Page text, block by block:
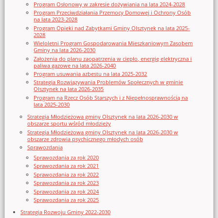
Program Osłonowy w zakresie dożywiania na lata 2024-2028
Program Przeciwdziałania Przemocy Domowej i Ochrony Osób
na lata 2023-2028
Program Opieki nad Zabytkami Gminy Olsztynek na lata 2025-
2028
Wieloletni Program Gospodarowania Mieszkaniowym Zasobem
Gminy na lata 2026-2030
Założenia do planu zaopatrzenia w ciepło, energię elektryczna i
paliwa gazowe na lata 2026-2040
Program usuwania azbestu na lata 2025-2032
Strategia Rozwiązywania Problemów Społecznych w gminie
Olsztynek na lata 2026-2035
Program na Rzecz Osób Starszych i z Niepełnosprawnością na
lata 2025-2030
Strategia Młodzieżowa gminy Olsztynek na lata 2026-2030 w
obszarze sportu wśród młodzieży
Strategia Młodzieżowa gminy Olsztynek na lata 2026-2030 w
obszarze zdrowia psychicznego młodych osób
Sprawozdania
Sprawozdania za rok 2020
Sprawozdania za rok 2021
Sprawozdania za rok 2022
Sprawozdania za rok 2023
Sprawozdania za rok 2024
Sprawozdania za rok 2025
Strategia Rozwoju Gminy 2022-2030